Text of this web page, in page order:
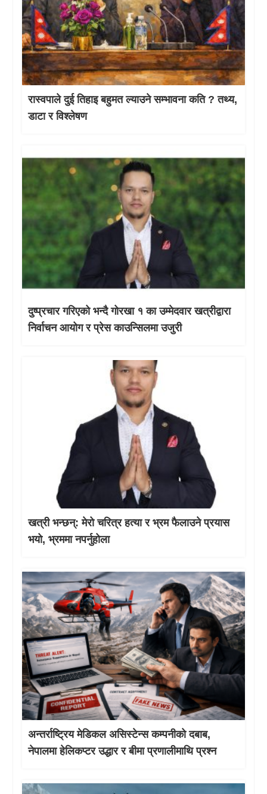
रास्वपाले दुई तिहाइ बहुमत ल्याउने सम्भावना कति ? तथ्य,
डाटा र विश्लेषण
दुष्प्रचार गरिएको भन्दै गोरखा १ का उम्मेदवार खत्रीद्वारा
निर्वाचन आयोग र प्रेस काउन्सिलमा उजुरी
खत्री भन्छन्: मेरो चरित्र हत्या र भ्रम फैलाउने प्रयास
भयो, भ्रममा नपर्नुहोला
अन्तर्राष्ट्रिय मेडिकल असिस्टेन्स कम्पनीको दबाब,
नेपालमा हेलिकप्टर उद्धार र बीमा प्रणालीमाथि प्रश्न